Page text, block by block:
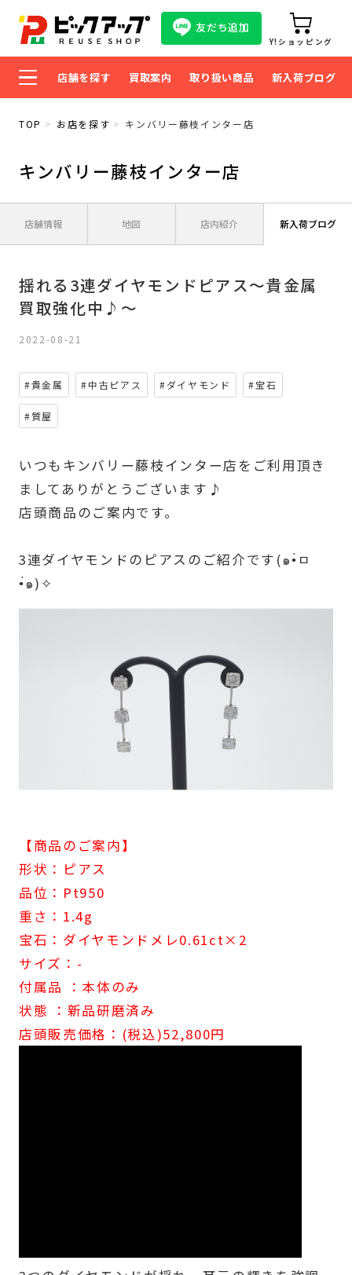
友だち追加
Y!ショッピング
店舗を探す 買取案内 取り扱い商品 新入荷ブログ
TOP お店を探す キンバリー藤枝インター店
キンバリー藤枝インター店
店舗情報 地図 店内紹介 新入荷ブログ
揺れる3連ダイヤモンドピアス～貴金属
買取強化中♪～
2022-08-21
#貴金属 #中古ピアス #ダイヤモンド #宝石
#質屋
いつもキンバリー藤枝インター店をご利用頂き
ましてありがとうございます♪
店頭商品のご案内です。
3連ダイヤモンドのピアスのご紹介です(๑•̀ㅁ
•́๑)✧
【商品のご案内】
形状：ピアス
品位：Pt950
重さ：1.4g
宝石：ダイヤモンドメレ0.61ct×2
サイズ：-
付属品 ：本体のみ
状態 ：新品研磨済み
店頭販売価格：(税込)52,800円